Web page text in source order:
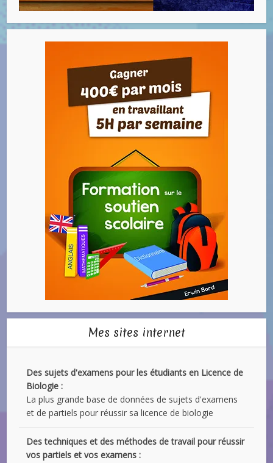
Mes sites internet
Des sujets d'examens pour les étudiants en Licence de
Biologie :
La plus grande base de données de sujets d'examens
et de partiels pour réussir sa licence de biologie
Des techniques et des méthodes de travail pour réussir
vos partiels et vos examens :